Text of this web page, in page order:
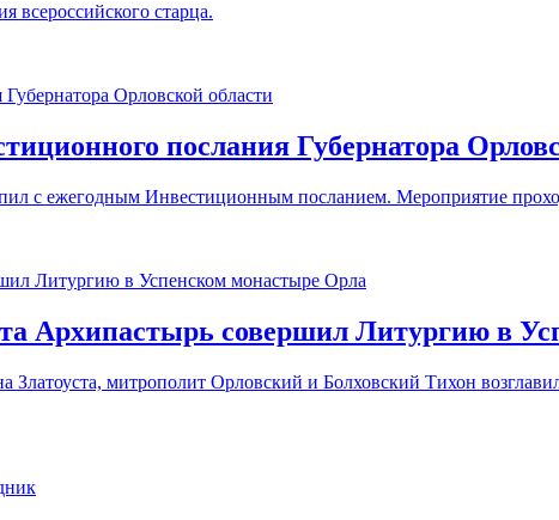
всероссийского старца.
послания Губернатора
с ежегодным Инвестиционным посланием. Мероприятие
Архипастырь совершил Литургию в
Златоуста, митрополит Орловский и Болховский Тихон